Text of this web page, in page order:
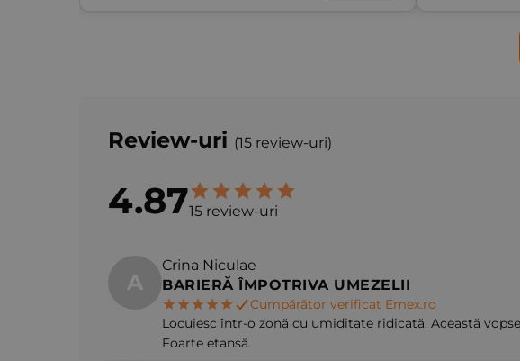
Review-uri (15 review-uri)
4.8715 review-uri
A
Crina Niculae
BARIERĂ ÎMPOTRIVA UMEZELII
Cumpărător verificat Emex.ro
Locuiesc într-o zonă cu umiditate ridicată. Această
Foarte etanșă.